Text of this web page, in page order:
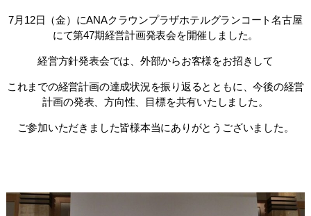
7月12日（金）にANAクラウンプラザホテルグランコート名古屋
にて第47期経営計画発表会を開催しました。
経営方針発表会では、外部からお客様をお招きして
これまでの経営計画の達成状況を振り返るとともに、今後の経営
計画の発表、方向性、目標を共有いたしました。
ご参加いただきました皆様本当にありがとうございました。